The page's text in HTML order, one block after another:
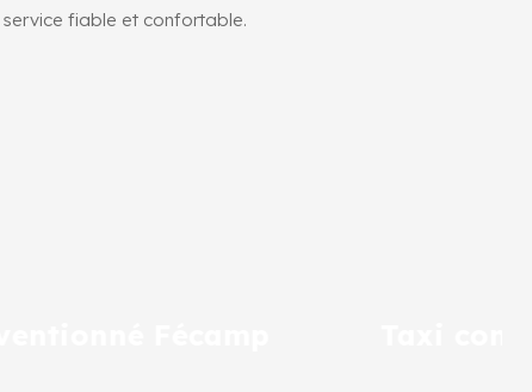
service fiable et confortable.